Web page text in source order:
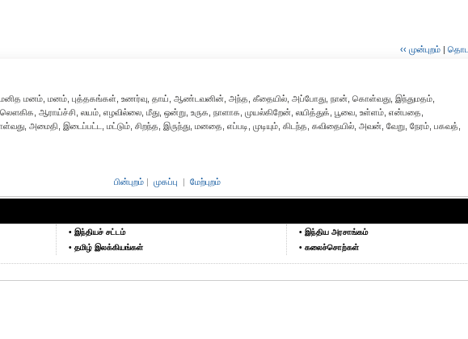
‹‹ முன்புறம் |
மனம், மனம், புத்தகங்கள், உணர்வு, தாய், ஆண்டவனின், அந்த, கீதையில், அப்போது, நான், கொள்வது, இந்துமதம்,
ஆராய்ச்சி, லயம், எழவில்லை, மீது, ஒன்று, உருக, நாளாக, முயல்கிறேன், லயித்துக், பூவை, உள்ளம், என்பதை,
அமைதி, இடைப்பட்ட, மட்டும், சிறந்த, இருந்து, மனதை, எப்படி, முடியும், கிடந்த, கவிதையில், அவன், வேறு, நேரம், பகவத்,
பின்புறம் | முகப்பு | மேற்புறம்
• இந்தியச் சட்டம்
• தமிழ் இலக்கியங்கள்
• இந்திய அரசாங்கம்
• கலைச்சொற்கள்